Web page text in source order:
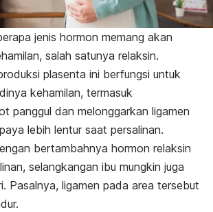
jenis hormon memang akan
salah satunya relaksin.
plasenta ini berfungsi untuk
kehamilan, termasuk
panggul dan melonggarkan ligamen
lebih lentur saat persalinan.
bertambahnya hormon relaksin
selangkangan ibu mungkin juga
Pasalnya, ligamen pada area tersebut